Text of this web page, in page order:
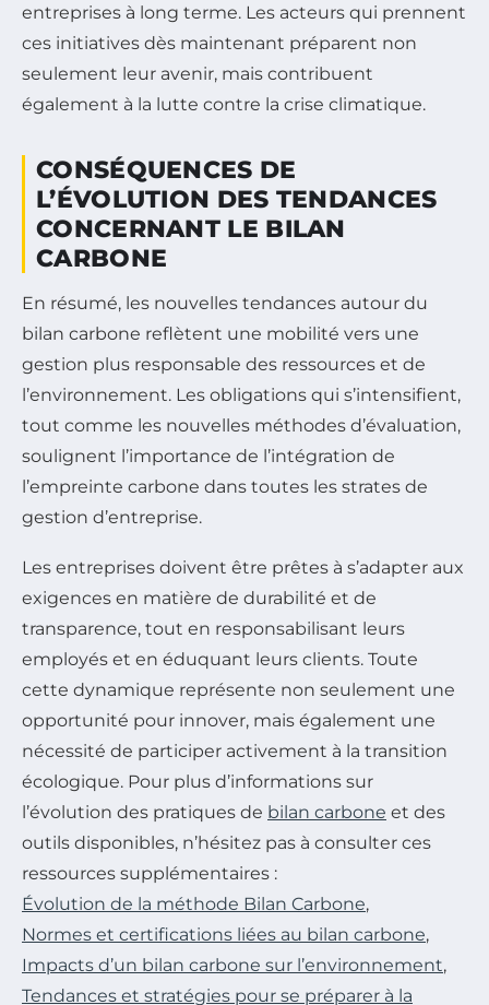
entreprises à long terme. Les acteurs qui prennent
ces initiatives dès maintenant préparent non
seulement leur avenir, mais contribuent
également à la lutte contre la crise climatique.
CONSÉQUENCES DE
L’ÉVOLUTION DES TENDANCES
CONCERNANT LE BILAN
CARBONE
En résumé, les nouvelles tendances autour du
bilan carbone reflètent une mobilité vers une
gestion plus responsable des ressources et de
l’environnement. Les obligations qui s’intensifient,
tout comme les nouvelles méthodes d’évaluation,
soulignent l’importance de l’intégration de
l’empreinte carbone dans toutes les strates de
gestion d’entreprise.
Les entreprises doivent être prêtes à s’adapter aux
exigences en matière de durabilité et de
transparence, tout en responsabilisant leurs
employés et en éduquant leurs clients. Toute
cette dynamique représente non seulement une
opportunité pour innover, mais également une
nécessité de participer activement à la transition
écologique. Pour plus d’informations sur
l’évolution des pratiques de bilan carbone et des
outils disponibles, n’hésitez pas à consulter ces
ressources supplémentaires :
Évolution de la méthode Bilan Carbone,
Normes et certifications liées au bilan carbone,
Impacts d’un bilan carbone sur l’environnement,
Tendances et stratégies pour se préparer à la